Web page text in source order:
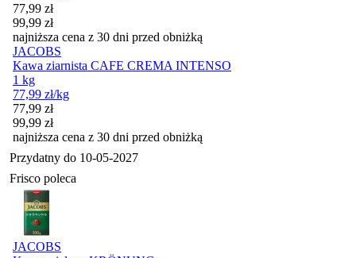
Cena promocyjna
77,99 zł
99,99 zł
najniższa cena z 30 dni przed obniżką
JACOBS
Kawa ziarnista CAFE CREMA INTENSO
1 kg
77,99 zł/kg
Cena promocyjna
77,99 zł
99,99 zł
najniższa cena z 30 dni przed obniżką
Przydatny do 10-05-2027
Frisco poleca
JACOBS